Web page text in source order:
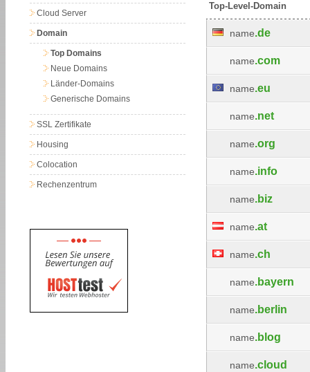
Cloud Server
Domain
Top Domains
Neue Domains
Länder-Domains
Generische Domains
SSL Zertifikate
Housing
Colocation
Rechenzentrum
Top-Level-Domain
name.de
name.com
name.eu
name.net
name.org
name.info
name.biz
name.at
name.ch
name.bayern
name.berlin
name.blog
name.cloud